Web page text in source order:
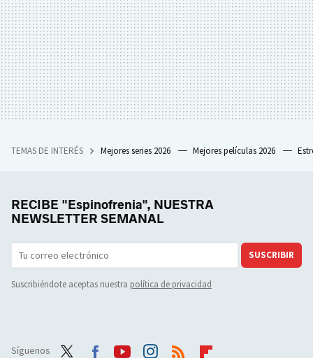
TEMAS DE INTERÉS Mejores series 2026 Mejores películas 2026
RECIBE "Espinofrenia", NUESTRA
NEWSLETTER SEMANAL
SUSCRIBIR
Suscribiéndote aceptas nuestra política de privacidad
Síguenos